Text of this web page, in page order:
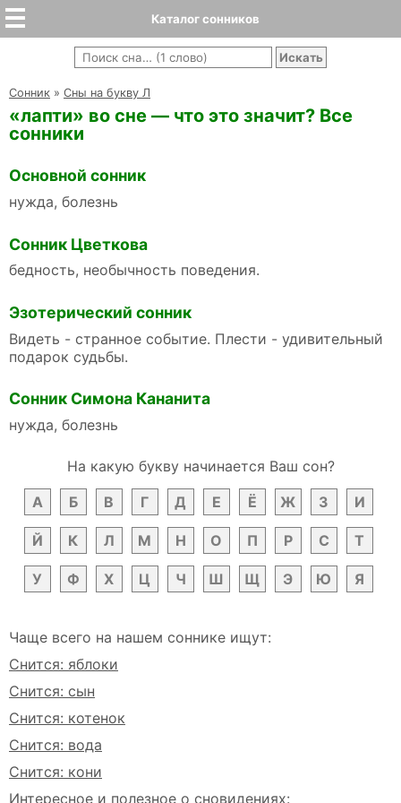
Каталог сонников
Cонник » Сны на букву Л
«лапти» во сне — что это значит? Все
сонники
Основной сонник
нужда, болезнь
Сонник Цветкова
бедность, необычность поведения.
Эзотерический сонник
Видеть - странное событие. Плести - удивительный
подарок судьбы.
Сонник Симона Кананита
нужда, болезнь
На какую букву начинается Ваш сон?
А
Б В Г Д Е Ё Ж З И
Й К Л М Н О П Р С Т
У Ф Х Ц Ч Ш Щ Э Ю Я
Чаще всего на нашем соннике ищут:
Снится: яблоки
Снится: сын
Снится: котенок
Снится: вода
Снится: кони
Интересное и полезное о сновидениях: